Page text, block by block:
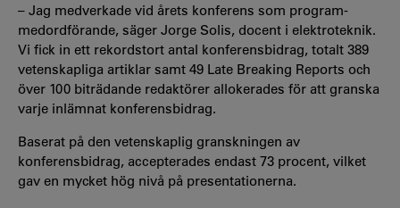
– Jag medverkade vid årets konferens som program-
medordförande, säger Jorge Solis, docent i elektroteknik.
Vi fick in ett rekordstort antal konferensbidrag, totalt 389
vetenskapliga artiklar samt 49 Late Breaking Reports och
över 100 biträdande redaktörer allokerades för att granska
varje inlämnat konferensbidrag.
Baserat på den vetenskaplig granskningen av
konferensbidrag, accepterades endast 73 procent, vilket
gav en mycket hög nivå på presentationerna.